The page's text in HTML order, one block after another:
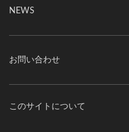
NEWS
お問い合わせ
このサイトについて